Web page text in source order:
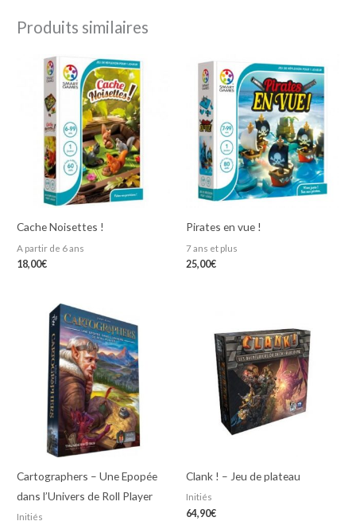
Produits similaires
Cache Noisettes !
A partir de 6 ans
18,00€
Pirates en vue !
7 ans et plus
25,00€
Cartographers – Une Epopée
dans l’Univers de Roll Player
Initiés
Clank ! – Jeu de plateau
Initiés
64,90€